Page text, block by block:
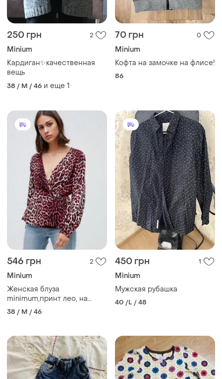
250 грн 2
Minium
Кардиган✨качественная
вещь
38 / M / 46 и еще 1
70 грн 0
Minium
Кофта на замочке на флисе!
86
546 грн 2
Minium
Женская блуза
minimum,принт лео, на
запах размер м
38 / M / 46
450 грн 1
Minium
Мужская рубашка
40 /L / 48